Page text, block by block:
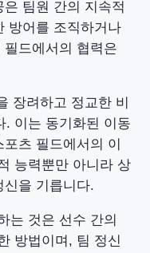
팀원 간의 지속적
방어를 조직하거나
드에서의 협력은
장려하고 정교한 비
. 이는 동기화된 이동
츠 필드에서의 이
능력뿐만 아니라 상
을 기릅니다.
는 것은 선수 간의
방법이며, 팀 정신